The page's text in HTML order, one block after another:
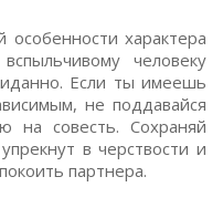
характера
человеку
Если ты имеешь
не поддавайся
на совесть. Сохраняй
в черствости и
партнера.